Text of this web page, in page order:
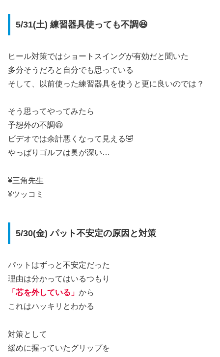
5/31(土) 練習器具使っても不調😆
ヒール対策ではショートスイングが有効だと聞いた
多分そうだろと自分でも思っている
そして、以前使った練習器具を使うと更に良いのでは？
そう思ってやってみたら
予想外の不調😆
ビデオでは余計悪くなって見える🤣
やっぱりゴルフは奥が深い…
¥三角先生
¥ツッコミ
5/30(金) パット不安定の原因と対策
パットはずっと不安定だった
理由は分かってはいるつもり
「芯を外している」 から
これはハッキリとわかる
対策として
緩めに握っていたグリップを